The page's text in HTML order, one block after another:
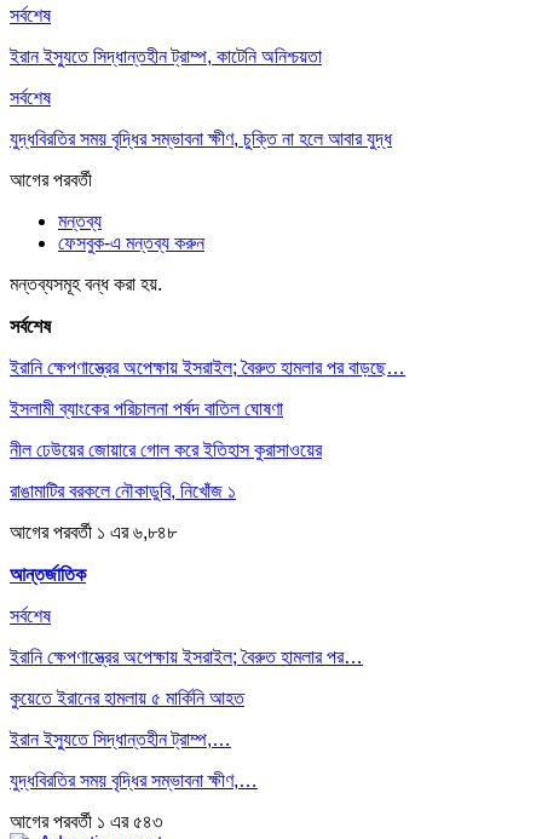
সর্বশেষ
ইরান ইস্যুতে সিদ্ধান্তহীন ট্রাম্প, কাটেনি অনিশ্চয়তা
সর্বশেষ
যুদ্ধবিরতির সময় বৃদ্ধির সম্ভাবনা ক্ষীণ, চুক্তি না হলে আবার যুদ্ধ
আগেরপরবর্তী
মন্তব্য
ফেসবুক-এ মন্তব্য করুন
মন্তব্যসমূহ বন্ধ করা হয়.
সর্বশেষ
ইরানি ক্ষেপণাস্ত্রের অপেক্ষায় ইসরাইল; বৈরুত হামলার পর বাড়ছে…
ইসলামী ব্যাংকের পরিচালনা পর্ষদ বাতিল ঘোষণা
নীল ঢেউয়ের জোয়ারে গোল করে ইতিহাস কুরাসাওয়ের
রাঙামাটির বরকলে নৌকাডুবি, নিখোঁজ ১
আগেরপরবর্তী ১ এর ৬,৮৪৮
আন্তর্জাতিক
সর্বশেষ
ইরানি ক্ষেপণাস্ত্রের অপেক্ষায় ইসরাইল; বৈরুত হামলার পর…
কুয়েতে ইরানের হামলায় ৫ মার্কিনি আহত
ইরান ইস্যুতে সিদ্ধান্তহীন ট্রাম্প,…
যুদ্ধবিরতির সময় বৃদ্ধির সম্ভাবনা ক্ষীণ,…
আগেরপরবর্তী ১ এর ৫৪৩